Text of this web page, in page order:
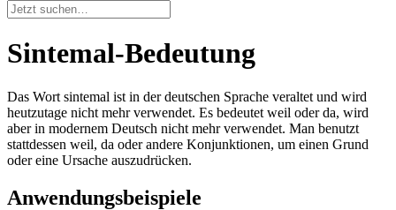
Sintemal-Bedeutung
Das Wort sintemal ist in der deutschen Sprache veraltet und wird
heutzutage nicht mehr verwendet. Es bedeutet weil oder da, wird
aber in modernem Deutsch nicht mehr verwendet. Man benutzt
stattdessen weil, da oder andere Konjunktionen, um einen Grund
oder eine Ursache auszudrücken.
Anwendungsbeispiele